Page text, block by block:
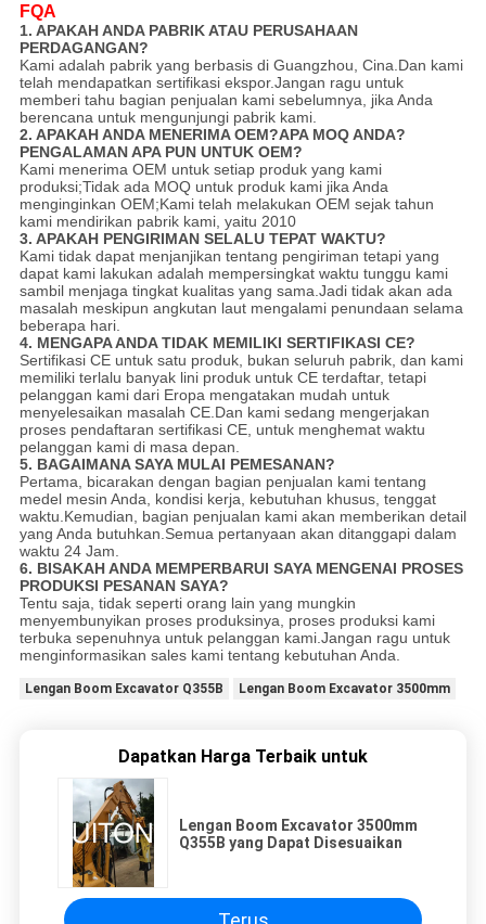
FQA
1. APAKAH ANDA PABRIK ATAU PERUSAHAAN
PERDAGANGAN?
Kami adalah pabrik yang berbasis di Guangzhou, Cina.Dan kami
telah mendapatkan sertifikasi ekspor.Jangan ragu untuk
memberi tahu bagian penjualan kami sebelumnya, jika Anda
berencana untuk mengunjungi pabrik kami.
2. APAKAH ANDA MENERIMA OEM?APA MOQ ANDA?
PENGALAMAN APA PUN UNTUK OEM?
Kami menerima OEM untuk setiap produk yang kami
produksi;Tidak ada MOQ untuk produk kami jika Anda
menginginkan OEM;Kami telah melakukan OEM sejak tahun
kami mendirikan pabrik kami, yaitu 2010
3. APAKAH PENGIRIMAN SELALU TEPAT WAKTU?
Kami tidak dapat menjanjikan tentang pengiriman tetapi yang
dapat kami lakukan adalah mempersingkat waktu tunggu kami
sambil menjaga tingkat kualitas yang sama.Jadi tidak akan ada
masalah meskipun angkutan laut mengalami penundaan selama
beberapa hari.
4. MENGAPA ANDA TIDAK MEMILIKI SERTIFIKASI CE?
Sertifikasi CE untuk satu produk, bukan seluruh pabrik, dan kami
memiliki terlalu banyak lini produk untuk CE terdaftar, tetapi
pelanggan kami dari Eropa mengatakan mudah untuk
menyelesaikan masalah CE.Dan kami sedang mengerjakan
proses pendaftaran sertifikasi CE, untuk menghemat waktu
pelanggan kami di masa depan.
5. BAGAIMANA SAYA MULAI PEMESANAN?
Pertama, bicarakan dengan bagian penjualan kami tentang
medel mesin Anda, kondisi kerja, kebutuhan khusus, tenggat
waktu.Kemudian, bagian penjualan kami akan memberikan detail
yang Anda butuhkan.Semua pertanyaan akan ditanggapi dalam
waktu 24 Jam.
6. BISAKAH ANDA MEMPERBARUI SAYA MENGENAI PROSES
PRODUKSI PESANAN SAYA?
Tentu saja, tidak seperti orang lain yang mungkin
menyembunyikan proses produksinya, proses produksi kami
terbuka sepenuhnya untuk pelanggan kami.Jangan ragu untuk
menginformasikan sales kami tentang kebutuhan Anda.
Lengan Boom Excavator Q355B Lengan Boom Excavator 3500mm
Dapatkan Harga Terbaik untuk
Lengan Boom Excavator 3500mm
Q355B yang Dapat Disesuaikan